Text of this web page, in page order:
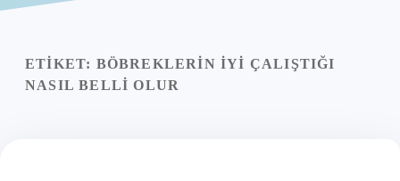
Yasal Uyarı
ETIKET: BÖBREKLERIN IYI ÇALIŞTIĞI
NASIL BELLI OLUR